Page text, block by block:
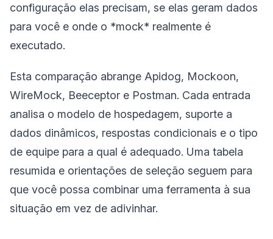
configuração elas precisam, se elas geram dados
para você e onde o *mock* realmente é
executado.
Esta comparação abrange Apidog, Mockoon,
WireMock, Beeceptor e Postman. Cada entrada
analisa o modelo de hospedagem, suporte a
dados dinâmicos, respostas condicionais e o tipo
de equipe para a qual é adequado. Uma tabela
resumida e orientações de seleção seguem para
que você possa combinar uma ferramenta à sua
situação em vez de adivinhar.